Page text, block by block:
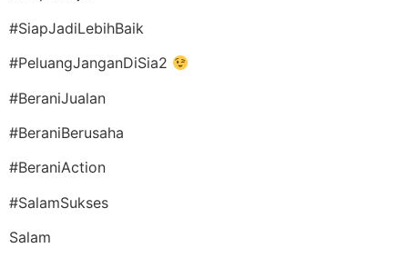
#SiapJadiLebihBaik
#PeluangJanganDiSia2
#BeraniJualan
#BeraniBerusaha
#BeraniAction
#SalamSukses
Salam